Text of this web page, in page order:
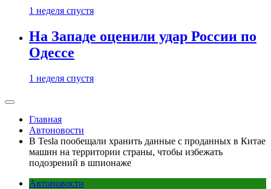
1 неделя спустя
На Западе оценили удар России по
Одессе
1 неделя спустя
Главная
Автоновости
В Tesla пообещали хранить данные с проданных в Китае
машин на территории страны, чтобы избежать
подозрений в шпионаже
Автоновости